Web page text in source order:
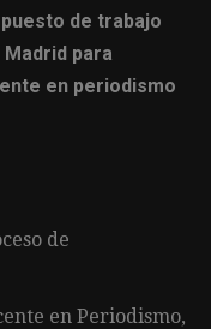
de trabajo
para
en periodismo
de
en Periodismo,